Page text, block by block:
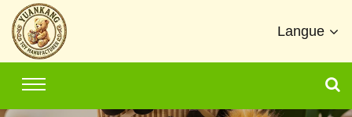
Langue